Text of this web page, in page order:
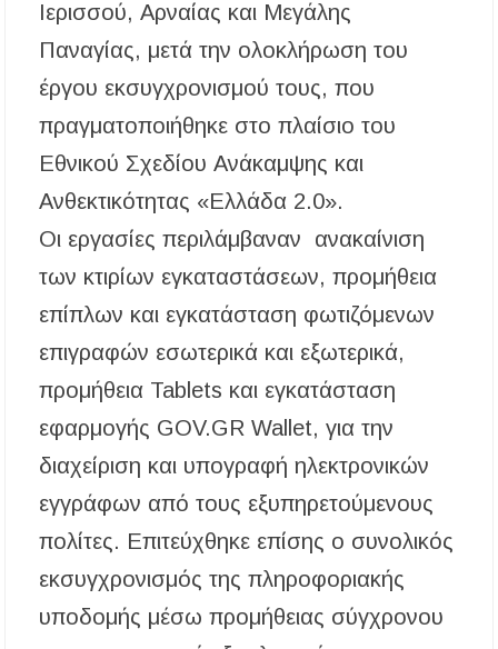
Συναγερμός στον Στανό Χαλκιδικής: Απόπειρα
τηλεφωνικής εξαπάτησης ανηλίκου – Έκκληση
προς όλους τους γονείς
Δράση περισυλλογής αδέσποτων ζώων στα
Λαϊκές μελωδίες στην πλατεία του Πολυγύρου
με την ορχήστρα «Το Λαϊκόν»
Υποχρεωτικά μέσω τράπεζας τα ενοίκια από
την 1η Οκτωβρίου 2026 – Τι αλλάζει για
ιδιοκτήτες και ενοικιαστές
Έως 30.000 ευρώ επιδότηση για αγορά
ηλεκτρικού οχήματος – Ποιοι είναι οι
δικαιούχοι
Κυνήγι 2026-2027: Πότε ανοίγει η κυνηγετική
περίοδος και πόσο κοστίζει η άδεια θήρας
υποβολής προτάσεων στο πλαίσιο του LEADER
Χαλκιδική: Διάσωση 49χρονης Γερμανίδας σε
δύσβατο σημείο στη Συκιά
Ιερισσού, Αρναίας και Μεγάλης
Παναγίας, μετά την ολοκλήρωση του
έργου εκσυγχρονισμού τους, που
πραγματοποιήθηκε στο πλαίσιο του
Εθνικού Σχεδίου Ανάκαμψης και
Ανθεκτικότητας «Ελλάδα 2.0».
Οι εργασίες περιλάμβαναν ανακαίνιση
των κτιρίων εγκαταστάσεων, προμήθεια
επίπλων και εγκατάσταση φωτιζόμενων
επιγραφών εσωτερικά και εξωτερικά,
προμήθεια Tablets και εγκατάσταση
εφαρμογής GOV.GR Wallet, για την
διαχείριση και υπογραφή ηλεκτρονικών
εγγράφων από τους εξυπηρετούμενους
πολίτες. Επιτεύχθηκε επίσης ο συνολικός
εκσυγχρονισμός της πληροφοριακής
υποδομής μέσω προμήθειας σύγχρονου